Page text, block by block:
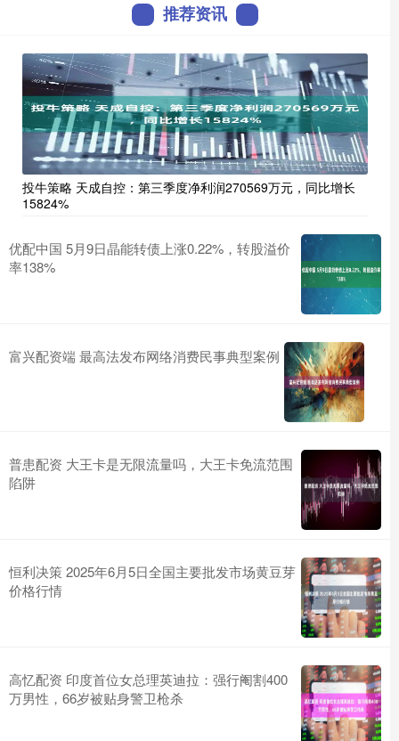
推荐资讯
投牛策略 天成自控：第三季度净利润270569万元，同比增长
15824%
优配中国 5月9日晶能转债上涨0.22%，转股溢价
率138%
富兴配资端 最高法发布网络消费民事典型案例
普患配资 大王卡是无限流量吗，大王卡免流范围
陷阱
恒利决策 2025年6月5日全国主要批发市场黄豆芽
价格行情
高忆配资 印度首位女总理英迪拉：强行阉割400
万男性，66岁被贴身警卫枪杀